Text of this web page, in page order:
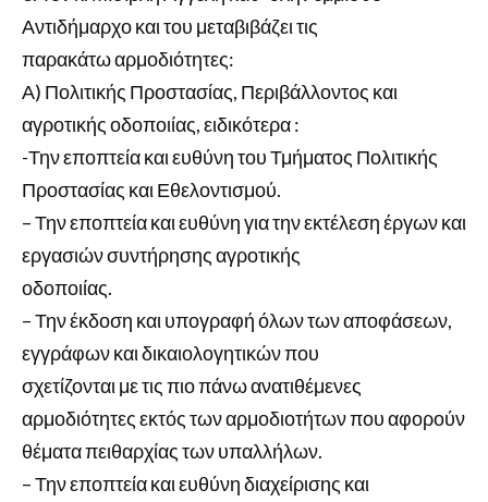
Αντιδήμαρχο και του μεταβιβάζει τις
παρακάτω αρμοδιότητες:
Α) Πολιτικής Προστασίας, Περιβάλλοντος και
αγροτικής οδοποιίας, ειδικότερα :
-Την εποπτεία και ευθύνη του Τμήματος Πολιτικής
Προστασίας και Εθελοντισμού.
– Την εποπτεία και ευθύνη για την εκτέλεση έργων και
εργασιών συντήρησης αγροτικής
οδοποιίας.
– Την έκδοση και υπογραφή όλων των αποφάσεων,
εγγράφων και δικαιολογητικών που
σχετίζονται με τις πιο πάνω ανατιθέμενες
αρμοδιότητες εκτός των αρμοδιοτήτων που αφορούν
θέματα πειθαρχίας των υπαλλήλων.
– Την εποπτεία και ευθύνη διαχείρισης και